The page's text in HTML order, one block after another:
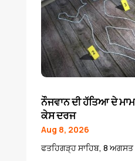
ਨੌਜਵਾਨ ਦੀ ਹੱਤਿਆ ਦੇ
ਕੇਸ ਦਰਜ
Aug 8, 2026
ਫਤਹਿਗੜ੍ਹ ਸਾਹਿਬ, 8 ਅਗਸਤ